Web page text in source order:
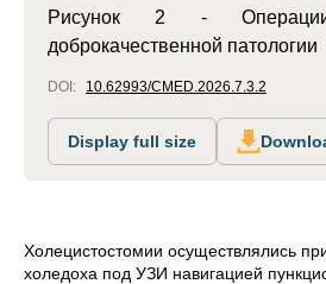
Рисунок 2 -
доброкачественной патологии
DOI: 10.62993/CMED.2026.7.3.2
Display full size
Холецистостомии осуществлялись
холедоха под УЗИ навигацией